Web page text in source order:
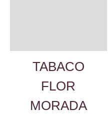
TABACO
FLOR
MORADA